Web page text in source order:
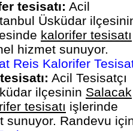
tesisatı: Acil
Üsküdar
kalorifer tesisatı
hizmet sunuyor.
Reis Kalorifer
Acil Tesisatçı
ilçesinin Salacak
tesisatı işlerinde
sunuyor. Randevu